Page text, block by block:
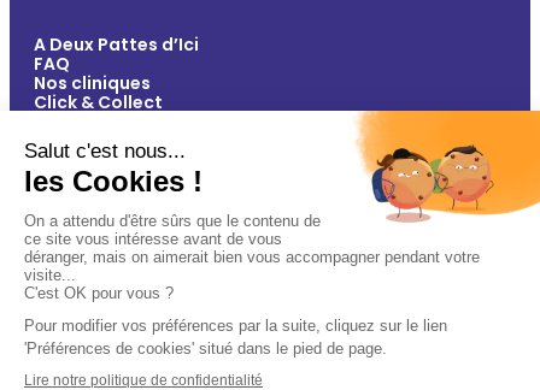
A Deux Pattes d’Ici
FAQ
Nos cliniques
Click & Collect
Vos avantages
Conseils
Paiement 100% sécurisé